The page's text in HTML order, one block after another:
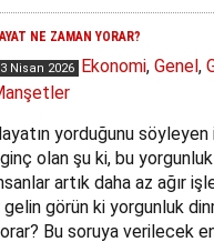
NE ZAMAN YORAR?
Nisan 2026 Ekonomi, Genel,
yorduğunu söyleyen
olan şu ki, bu
artık daha az ağır
görün ki yorgunluk
Bu soruya verilecek